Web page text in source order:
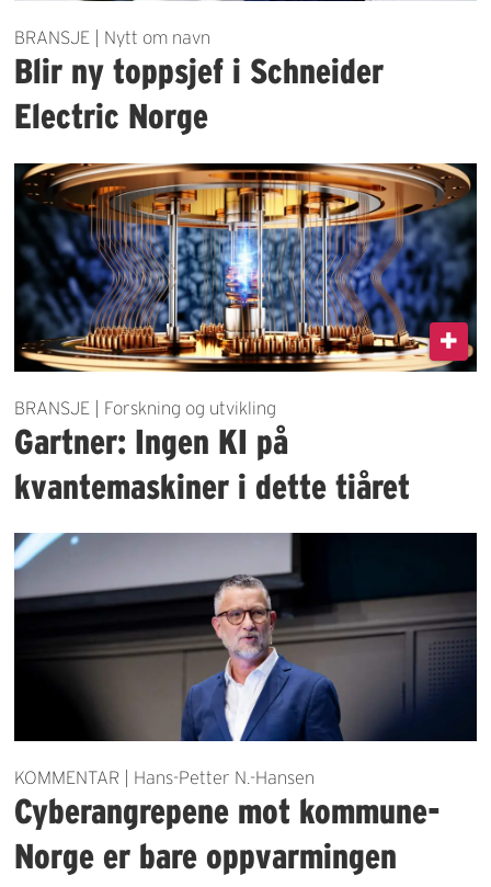
BRANSJE | Nytt om navn
Blir ny toppsjef i Schneider
Electric Norge
BRANSJE | Forskning og utvikling
Gartner: Ingen KI på
kvantemaskiner i dette tiåret
KOMMENTAR | Hans-Petter N.-Hansen
Cyberangrepene mot kommune-
Norge er bare oppvarmingen